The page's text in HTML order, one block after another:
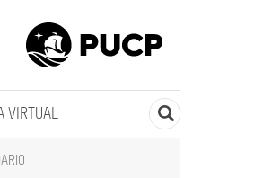
VIRTUAL